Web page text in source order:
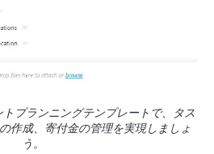
プランニングテンプレートで、タス
作成、寄付金の管理を実現しましょ
う。